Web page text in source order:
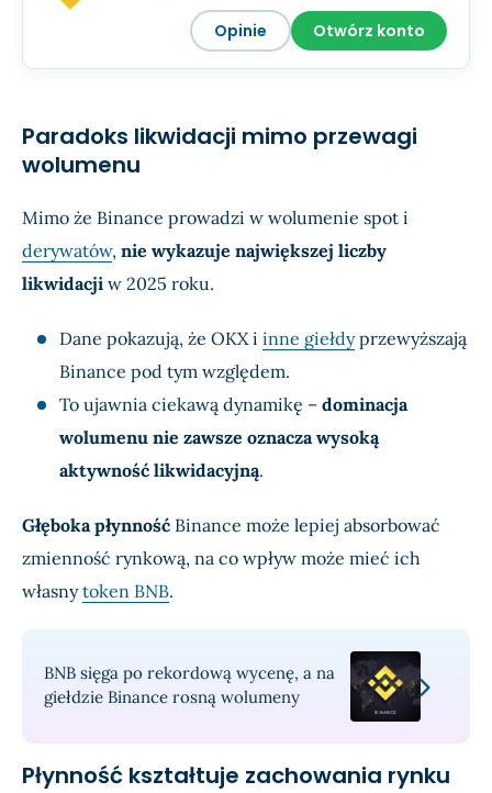
Opinie Otwórz konto
Paradoks likwidacji mimo przewagi
wolumenu
Mimo że Binance prowadzi w wolumenie spot i
derywatów, nie wykazuje największej liczby
likwidacji w 2025 roku.
Dane pokazują, że OKX i inne giełdyprzewyższają
Binance pod tym względem.
To ujawnia ciekawą dynamikę – dominacja
wolumenu nie zawsze oznacza wysoką
aktywność likwidacyjną.
Głęboka płynność Binance może lepiej absorbować
zmienność rynkową, na co wpływ może mieć ich
własnytoken BNB.
BNB sięga po rekordową wycenę, a na
giełdzie Binance rosną wolumeny
Płynność kształtuje zachowania rynku